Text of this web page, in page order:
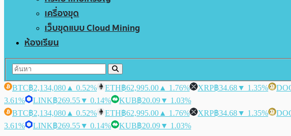
เครื่องขุด
เว็บขุดแบบ Cloud Mining
ห้องเรียน
BTC฿2,134,080 ▲ 0.52% ETH฿62,995.00 ▲ 1.76% XRP฿34.68▼ 1.35%
3.61%
LINK฿269.55▼ 0.14% KUB฿20.09▼ 1.03%
BTC฿2,134,080 ▲ 0.52% ETH฿62,995.00 ▲ 1.76% XRP฿34.68▼ 1.35%
3.61%
LINK฿269.55▼ 0.14% KUB฿20.09▼ 1.03%